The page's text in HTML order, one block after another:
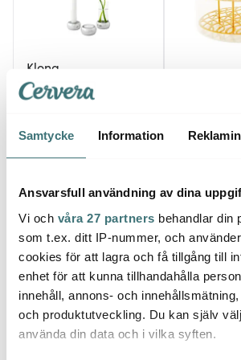
Samtycke Information
Ansvarsfull användning av dina
Vi och våra 27 partners behandlar din
som t.ex. ditt IP-nummer, och
cookies för att lagra och få tillgång till
enhet för att kunna tillhandahålla
innehåll, annons- och
och produktutveckling. Du kan själv
använda din data och i vilka syften.
Klong
Constella Gåvoset 3
delar Aluminium
455 kr
Äng vas
1800 kr
Låt dig inspireras av